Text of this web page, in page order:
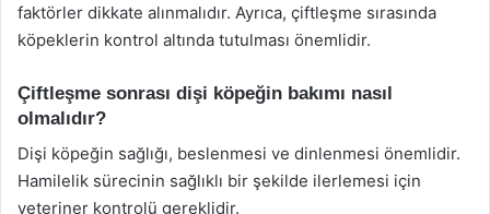
faktörler dikkate alınmalıdır. Ayrıca, çiftleşme sırasında
köpeklerin kontrol altında tutulması önemlidir.
Çiftleşme sonrası dişi köpeğin bakımı nasıl
olmalıdır?
Dişi köpeğin sağlığı, beslenmesi ve dinlenmesi önemlidir.
Hamilelik sürecinin sağlıklı bir şekilde ilerlemesi için
veteriner kontrolü gereklidir.